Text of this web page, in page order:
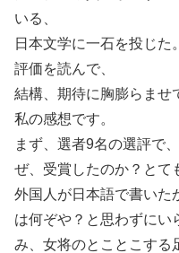
いる、
日本文学に一石を投じ
評価を読んで、
結構、期待に胸膨らませ
私の感想です。
まず、選者9名の選評で
ぜ、受賞したのか？とて
外国人が日本語で書いた
は何ぞや？と思わずにい
み、女将のとことこする